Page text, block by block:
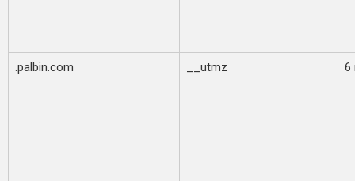
.palbin.com __utmz 6